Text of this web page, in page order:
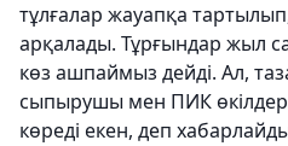
тұлғалар жауапқа
арқалады. Тұрғындар жыл
көз ашпаймыз дейді. Ал,
сыпырушы мен ПИК
көреді екен, деп